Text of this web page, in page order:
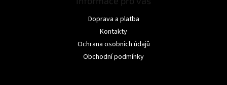
Doprava a platba
Kontakty
Ochrana osobních údajů
Obchodní podmínky